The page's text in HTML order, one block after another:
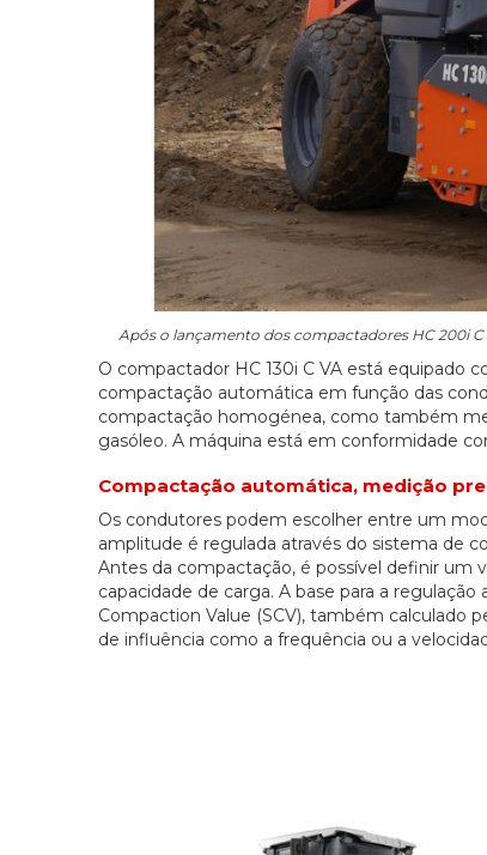
Após o lançamento dos compactadores HC 200i C
O compactador HC 130i C VA está equipado
compactação automática em função das
compactação homogénea, como também
gasóleo. A máquina está em conformidade
Compactação automática, medição
Os condutores podem escolher entre um
amplitude é regulada através do sistema de
Antes da compactação, é possível definir um
capacidade de carga. A base para a
Compaction Value (SCV), também
de influência como a frequência ou a